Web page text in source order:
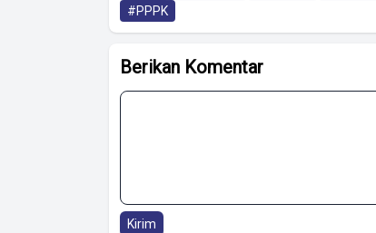
#PPPK
Berikan Komentar
Kirim